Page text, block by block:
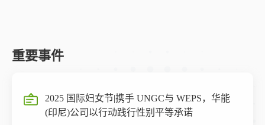
重要事件
2025 国际妇女节|携手 UNGC与 WEPS，华能
(印尼)公司以行动践行性别平等承诺